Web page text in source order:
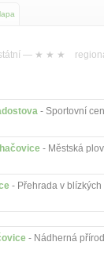
— ★ ★ ★
- Sportovní
- Městská
- Přehrada v
- Nádherná